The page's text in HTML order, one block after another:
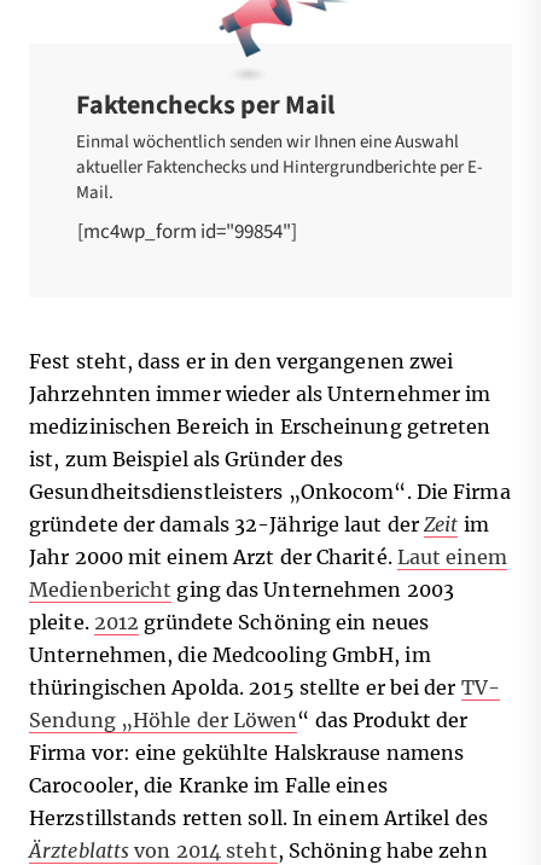
Faktenchecks per Mail
Einmal wöchentlich senden wir Ihnen eine Auswahl
aktueller Faktenchecks und Hintergrundberichte per E-
Mail.
[mc4wp_form id="99854"]
Fest steht, dass er in den vergangenen zwei
Jahrzehnten immer wieder als Unternehmer im
medizinischen Bereich in Erscheinung getreten
ist, zum Beispiel als Gründer des
Gesundheitsdienstleisters „Onkocom“. Die Firma
gründete der damals 32-Jährige laut derZeit im
Jahr 2000 mit einem Arzt der Charité. Laut einem
Medienbericht ging das Unternehmen 2003
pleite. 2012 gründete Schöning ein neues
Unternehmen, die Medcooling GmbH, im
thüringischen Apolda. 2015 stellte er bei der TV-
Sendung „Höhle der Löwen“ das Produkt der
Firma vor: eine gekühlte Halskrause namens
Carocooler, die Kranke im Falle eines
Herzstillstands retten soll. In einem Artikel des
Ärzteblatts von 2014 steht, Schöning habe zehn